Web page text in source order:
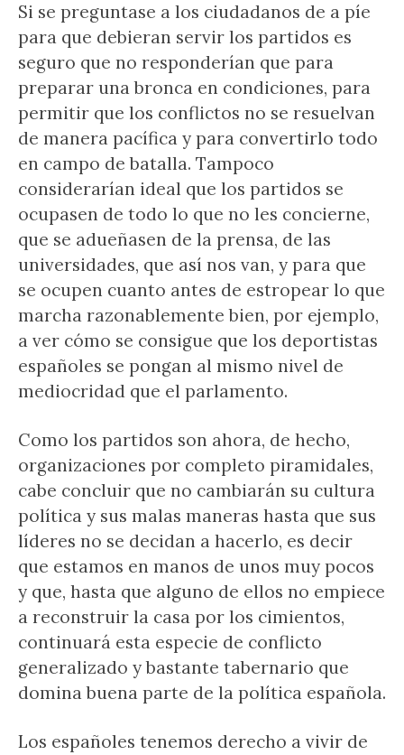
Si se preguntase a los ciudadanos de a píe
para que debieran servir los partidos es
seguro que no responderían que para
preparar una bronca en condiciones, para
permitir que los conflictos no se resuelvan
de manera pacífica y para convertirlo todo
en campo de batalla. Tampoco
considerarían ideal que los partidos se
ocupasen de todo lo que no les concierne,
que se adueñasen de la prensa, de las
universidades, que así nos van, y para que
se ocupen cuanto antes de estropear lo que
marcha razonablemente bien, por ejemplo,
a ver cómo se consigue que los deportistas
españoles se pongan al mismo nivel de
mediocridad que el parlamento.
Como los partidos son ahora, de hecho,
organizaciones por completo piramidales,
cabe concluir que no cambiarán su cultura
política y sus malas maneras hasta que sus
líderes no se decidan a hacerlo, es decir
que estamos en manos de unos muy pocos
y que, hasta que alguno de ellos no empiece
a reconstruir la casa por los cimientos,
continuará esta especie de conflicto
generalizado y bastante tabernario que
domina buena parte de la política española.
Los españoles tenemos derecho a vivir de